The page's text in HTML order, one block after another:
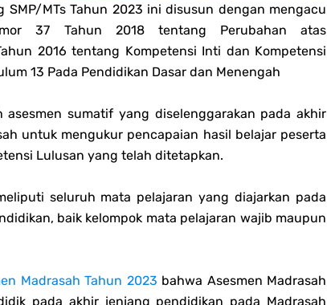
Jenjang MA
MA
SMP/MTs Tahun 2023 ini disusun dengan mengacu
37 Tahun 2018 tentang Perubahan atas
2016 tentang Kompetensi Inti dan Kompetensi
13 Pada Pendidikan Dasar dan Menengah
asesmen sumatif yang diselenggarakan pada akhir
untuk mengukur pencapaian hasil belajar peserta
Lulusan yang telah ditetapkan.
seluruh mata pelajaran yang diajarkan pada
baik kelompok mata pelajaran wajib maupun
Madrasah Tahun 2023 bahwa Asesmen Madrasah
pada akhir jenjang pendidikan pada Madrasah